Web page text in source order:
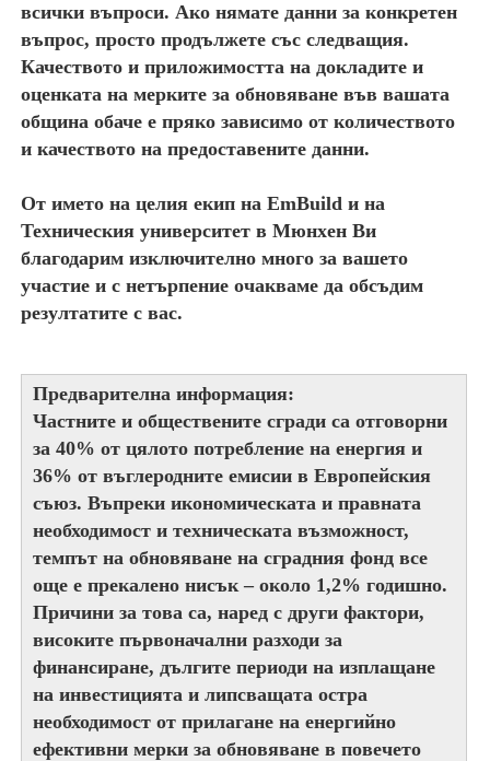
всички въпроси. Ако нямате данни за конкретен
въпрос, просто продължете със следващия.
Качеството и приложимостта на докладите и
оценката на мерките за обновяване във вашата
община обаче е пряко зависимо от количеството
и качеството на предоставените данни.
От името на целия екип на EmBuild и на
Техническия университет в Мюнхен Ви
благодарим изключително много за вашето
участие и с нетърпение очакваме да обсъдим
резултатите с вас.
Предварителна информация:
Частните и обществените сгради са отговорни
за 40% от цялото потребление на енергия и
36% от въглеродните емисии в Европейския
съюз. Въпреки икономическата и правната
необходимост и техническата възможност,
темпът на обновяване на сградния фонд все
още е прекалено нисък – около 1,2% годишно.
Причини за това са, наред с други фактори,
високите първоначални разходи за
финансиране, дългите периоди на изплащане
на инвестицията и липсващата остра
необходимост от прилагане на енергийно
ефективни мерки за обновяване в повечето